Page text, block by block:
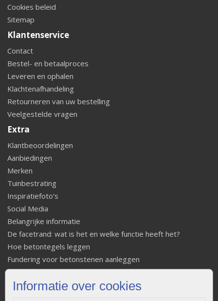
Informatie over cookies
Cookies beleid
Sitemap
Klantenservice
Contact
Bestel- en betaalproces
Leveren en ophalen
Klachtenafhandeling
Retourneren van uw bestelling
Veelgestelde vragen
Extra
Klantbeoordelingen
Aanbiedingen
Merken
Tuinbestrating
Inspiratiefoto's
Social Media
Belangrijke informatie
De facetrand: wat is het en welke functie heeft het?
Hoe betontegels leggen
Fundering voor betonstenen aanleggen
Welke tuinstijl past bij mij
Strakke tuin inrichten